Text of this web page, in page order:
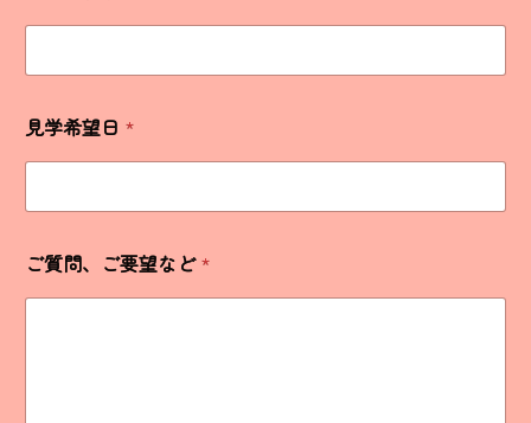
見学希望日 *
ご質問、ご要望など*